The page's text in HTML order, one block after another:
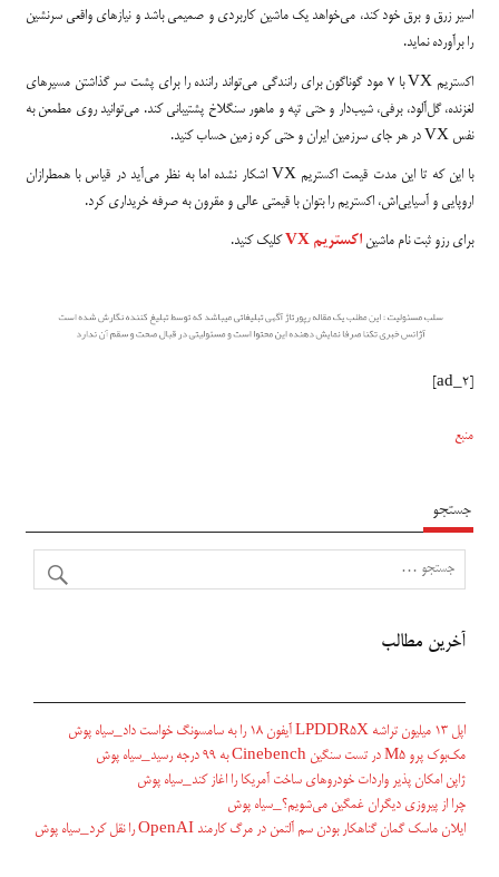
اسیر زرق و برق خود کند، می‌خواهد یک ماشین کاربردی و صمیمی باشد و نیازهای واقعی سرنشین
را برآورده نماید.
اکستریم VX با 7 مود گوناگون برای رانندگی می‌تواند راننده را برای پشت سر گذاشتن مسیرهای
لغزنده، گل‌آلود، برفی، شیب‌دار و حتی تپه و ماهور سنگلاخ پشتیبانی کند. می‌توانید روی مطمعن به
نفس VX در هر جای سرزمین ایران و حتی کره زمین حساب کنید.
با این که تا این مدت قیمت اکستریم VX اشکار نشده اما به نظر می‌آید در قیاس با همطرازان
اروپایی و آسیایی‌اش، اکستریم را بتوان با قیمتی عالی و مقرون به صرفه خریداری کرد.
برای رزو ثبت نام ماشین اکستریم VX کلیک کنید.
منبع
جستجو
آخرین مطالب
اپل ۱۳ میلیون تراشه LPDDR5X آیفون ۱۸ را به سامسونگ خواست داد_سیاه پوش
مک‌بوک پرو M5 در تست سنگین Cinebench به ۹۹ درجه رسید_سیاه پوش
ژاپن امکان پذیر واردات خودروهای ساخت آمریکا را اغاز کند_سیاه پوش
چرا از پیروزی دیگران غمگین می‌شویم؟_سیاه پوش
ایلان ماسک گمان گناهکار بودن سم آلتمن در مرگ کارمند OpenAI را نقل کرد_سیاه پوش